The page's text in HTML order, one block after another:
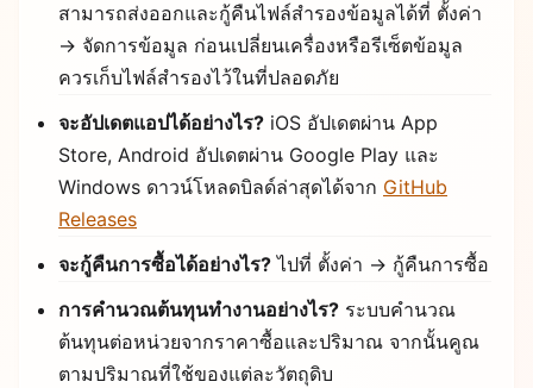
สามารถส่งออกและกู้คืนไฟล์สำรองข้อมูลได้ที่ ตั้งค่า
→ จัดการข้อมูล ก่อนเปลี่ยนเครื่องหรือรีเซ็ตข้อมูล
ควรเก็บไฟล์สำรองไว้ในที่ปลอดภัย
จะอัปเดตแอปได้อย่างไร? iOS อัปเดตผ่าน App
Store, Android อัปเดตผ่าน Google Play และ
Windows ดาวน์โหลดบิลด์ล่าสุดได้จาก GitHub
Releases
จะกู้คืนการซื้อได้อย่างไร? ไปที่ ตั้งค่า → กู้คืนการซื้อ
การคำนวณต้นทุนทำงานอย่างไร? ระบบคำนวณ
ต้นทุนต่อหน่วยจากราคาซื้อและปริมาณ จากนั้นคูณ
ตามปริมาณที่ใช้ของแต่ละวัตถุดิบ